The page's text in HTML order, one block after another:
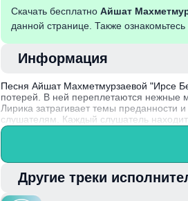
Скачать бесплатно Айшат
данной странице. Также
Информация
Песня Айшат Махметмурзаевой "Ирсе
потерей. В ней переплетаются нежные
Лирика затрагивает темы преданности
слушателям. Каждый слушатель
Айшат Махметмурзаева, известная
Другие треки